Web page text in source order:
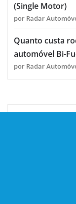
(Single Motor)
por Radar
Quanto custa
automóvel Bi-
por Radar